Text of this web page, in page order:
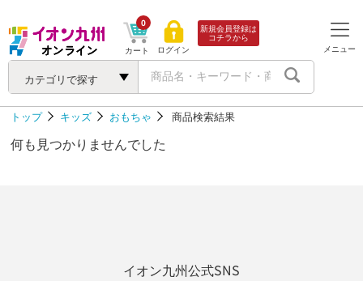
カテゴリで探す
カート
0
ログイン
新規会員登録は
コチラから
メニュー
トップ キッズ おもちゃ 商品検索結果
何も見つかりませんでした
イオン九州公式SNS